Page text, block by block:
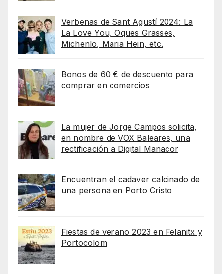
Verbenas de Sant Agustí 2024: La
La Love You, Oques Grasses,
Michenlo, Maria Hein, etc.
Bonos de 60 € de descuento para
comprar en comercios
La mujer de Jorge Campos solicita,
en nombre de VOX Baleares, una
rectificación a Digital Manacor
Encuentran el cadaver calcinado de
una persona en Porto Cristo
Fiestas de verano 2023 en Felanitx y
Portocolom